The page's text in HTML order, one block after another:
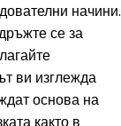
начини.
се за
ви изглежда
основа на